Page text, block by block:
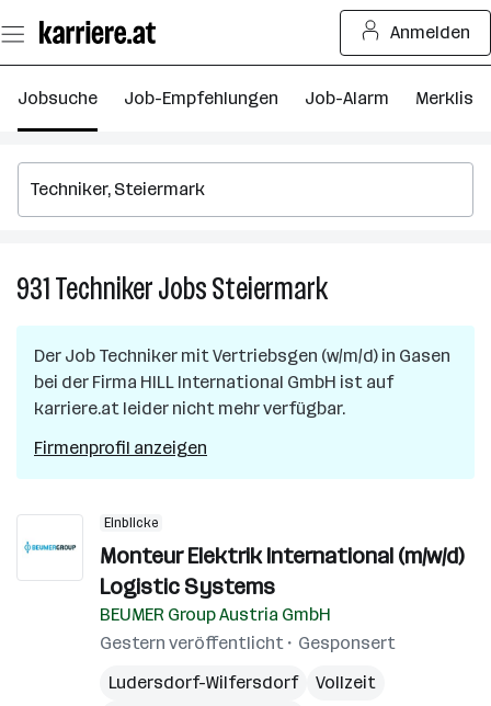
Seiteninhalt
springen
Anmelden
Jobsuche Job-Empfehlungen Job-Alarm Merkliste
931TechnikerJobsSteiermark931
in
Steiermark
Der Job Techniker mit Vertriebsgen (w/m/d) in Gasen
bei der Firma HILL International GmbH ist auf
karriere.at leider nicht mehr verfügbar.
Firmenprofil anzeigen
Einblicke
Monteur Elektrik International (m/w/d)
Logistic Systems
BEUMER Group Austria GmbH
Gestern veröffentlicht
Gesponsert
Ludersdorf-Wilfersdorf
Vollzeit